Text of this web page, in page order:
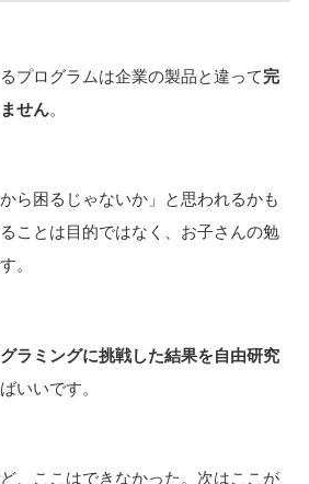
プログラムは企業の製品と違って完
せん。
ら困るじゃないか」と思われるかも
ことは目的ではなく、お子さんの勉
。
ラミングに挑戦した結果を自由研究
いいです。
、ここはできなかった。次はここが